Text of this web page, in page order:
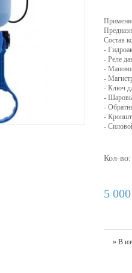
Состав
-
- Реле
-
-
- Ключ
-
-
-
-
Кол-во:
5
» В